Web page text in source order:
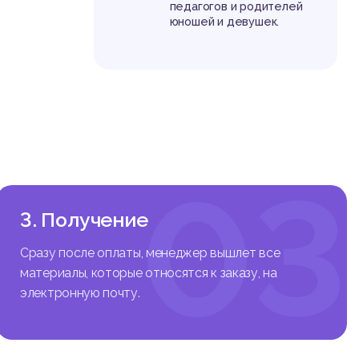
юнош
со
копин
юно
педагогов и родителей
юношей и девушек.
03
3. Получение
Сразу после оплаты, менеджер вышлет все
материалы, которые относятся к заказу, на
электронную почту.